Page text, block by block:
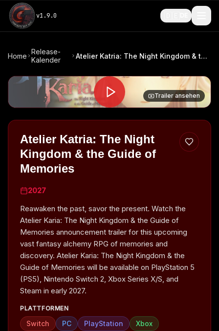
v1.9.0
Home
Release-
Kalender
Atelier Katria: The Night Kingdom & the Guide of Memories
Trailer ansehen
Atelier Katria: The Night
Kingdom & the Guide of
Memories
2027
Reawaken the past, savor the present. Watch the
Atelier Karia: The Night Kingdom & the Guide of
Memories announcement trailer for this upcoming
vast fantasy alchemy RPG of memories and
discovery. Atelier Karia: The Night Kingdom & the
Guide of Memories will be available on PlayStation 5
(PS5), Nintendo Switch 2, Xbox Series X/S, and
Steam in early 2027.
PLATTFORMEN
Switch PC PlayStation Xbox